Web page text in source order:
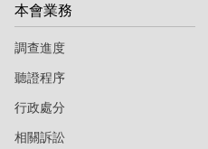
本會業務
調查進度
聽證程序
行政處分
相關訴訟